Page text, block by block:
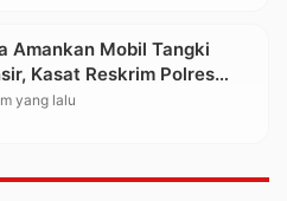
Amankan Mobil Tangki
Kasat Reskrim Polres
Utara: Proses Hukum
yang lalu